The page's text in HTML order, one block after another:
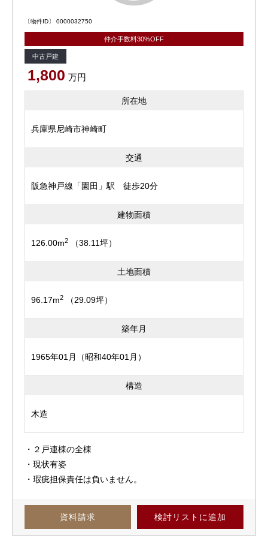
〔物件ID〕 0000032750
仲介手数料30%OFF
中古戸建
1,800 万円
所在地
兵庫県尼崎市神崎町
交通
阪急神戸線「園田」駅 徒歩20分
建物面積
126.00m2 （38.11坪）
土地面積
96.17m2 （29.09坪）
築年月
1965年01月（昭和40年01月）
構造
木造
資料請求 検討リスト に追加
・２戸連棟の全棟
・現状有姿
・瑕疵担保責任は負いません。